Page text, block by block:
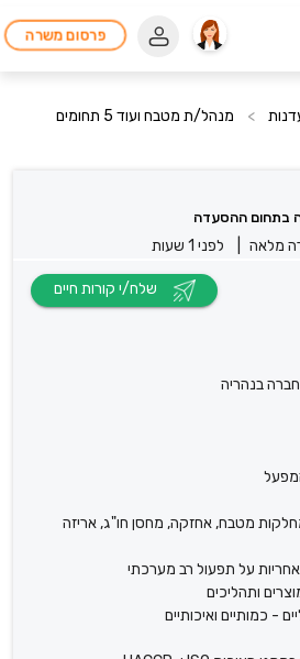
פרסום משרה
>
מנהל/ת מטבח ועוד 5 תחומים
מלאה לפני 1 שעות
בנהריה
מטבח, אחזקה, מחסן חו"ג, אריזה
על תפעול רב מערכתי
ותהליכים
- כמותיים ואיכותיים